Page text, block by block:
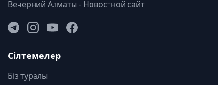
Вечерний Алматы - Новостной сайт
Сілтемелер
Біз туралы